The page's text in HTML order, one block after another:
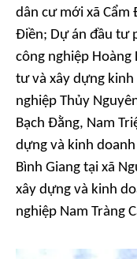
dân cư mới xã
Điền; Dự án đầu tư
công nghiệp Hoàng
tư và xây dựng kinh
nghiệp Thủy
Bạch Đằng, Nam
dựng và kinh
Bình Giang tại xã
xây dựng và kinh
nghiệp Nam Tràng